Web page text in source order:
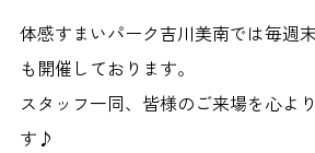
体感すまいパーク吉川美南では毎週
も開催しております。
スタッフ一同、皆様のご来場を心よ
す♪